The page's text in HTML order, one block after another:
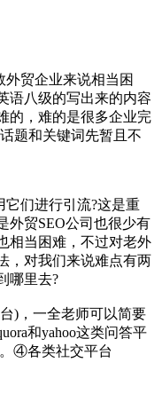
贸企业来说相当困
语八级的写出来的内容
的，难的是很多企业完
题和关键词先暂且不
们进行引流?这是重
外贸SEO公司也很少有
相当困难，不过对老外
，对我们来说难点有两
哪里去?
)，一全老师可以简要
和yahoo这类问答平
④各类社交平台